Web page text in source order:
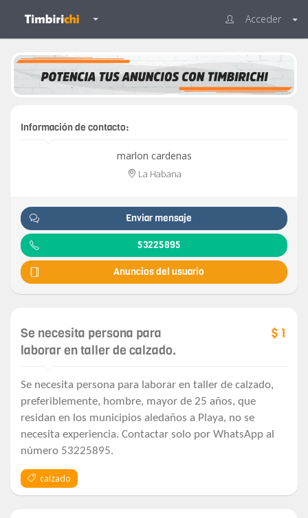
Acceder
Información de contacto:
marlon cardenas
La Habana
Enviar mensaje
53225895
Anuncios del usuario
Se necesita persona para
laborar en taller de calzado.
$ 1
Se necesita persona para laborar en taller de calzado,
preferiblemente, hombre, mayor de 25 años, que
residan en los municipios aledaños a Playa, no se
necesita experiencia. Contactar solo por WhatsApp al
número 53225895.
calzado